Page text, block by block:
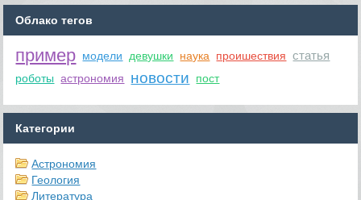
Облако тегов
пример модели девушки наука проишествия статья
роботы астрономия новости пост
Категории
Астрономия
Геология
Литература